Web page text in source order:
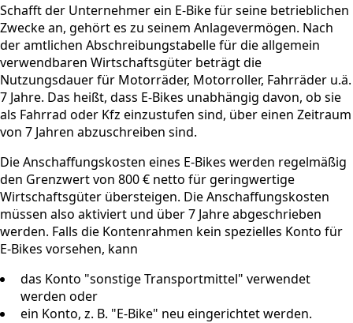
Schafft der Unternehmer ein E-Bike für seine betrieblichen
Zwecke an, gehört es zu seinem Anlagevermögen. Nach
der amtlichen Abschreibungstabelle für die allgemein
verwendbaren Wirtschaftsgüter beträgt die
Nutzungsdauer für Motorräder, Motorroller, Fahrräder u.ä.
7 Jahre. Das heißt, dass E-Bikes unabhängig davon, ob sie
als Fahrrad oder Kfz einzustufen sind, über einen Zeitraum
von 7 Jahren abzuschreiben sind.
Die Anschaffungskosten eines E-Bikes werden regelmäßig
den Grenzwert von 800 € netto für geringwertige
Wirtschaftsgüter übersteigen. Die Anschaffungskosten
müssen also aktiviert und über 7 Jahre abgeschrieben
werden. Falls die Kontenrahmen kein spezielles Konto für
E-Bikes vorsehen, kann
das Konto "sonstige Transportmittel" verwendet
werden oder
ein Konto, z. B. "E-Bike" neu eingerichtet werden.